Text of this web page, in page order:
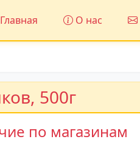
Главная О нас
500г
по магазинам